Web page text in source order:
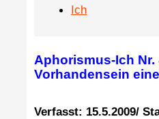
Ich
Aphorismus-Ich
Vorhandensein
Verfasst: 15.5.2009/